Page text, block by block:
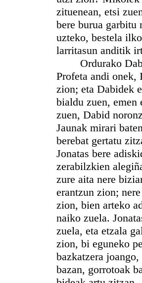
zituenean, etsi
bere burua garbitu
uzteko, bestela
larritasun anditik
Ordurako
Profeta andi onek,
zion; eta Dabidek
bialdu zuen, emen
zuen, Dabid
Jaunak mirari
berebat gertatu
Jonatas bere
zerabilzkien
zure aita nere
erantzun zion;
zion, bien arteko
naiko zuela.
zuela, eta etzala
zion, bi eguneko
bazkatzera
bazan, gorrotoak